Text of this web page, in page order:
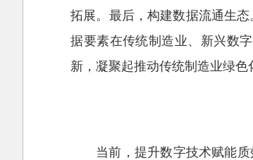
拓展。最后，构建数据流通生
据要素在传统制造业、新兴数
新，凝聚起推动传统制造业绿色
当前，提升数字技术赋能